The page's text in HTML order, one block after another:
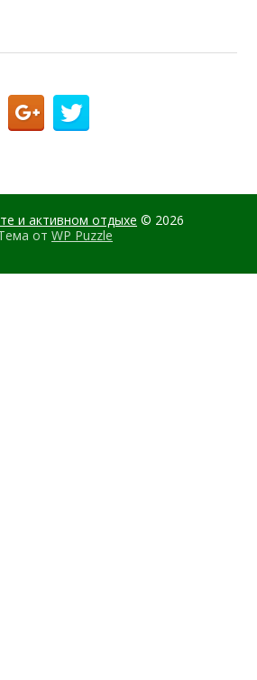
и активном отдыхе © 2026
от WP Puzzle